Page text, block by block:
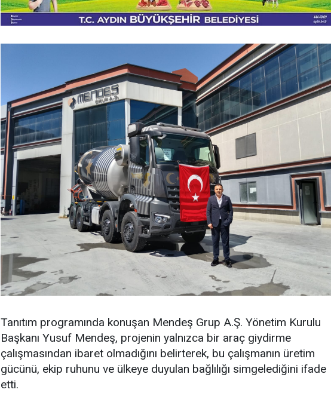
Tanıtım programında konuşan Mendeş Grup A.Ş. Yönetim Kurulu
Başkanı Yusuf Mendeş, projenin yalnızca bir araç giydirme
çalışmasından ibaret olmadığını belirterek, bu çalışmanın üretim
gücünü, ekip ruhunu ve ülkeye duyulan bağlılığı simgelediğini ifade
etti.